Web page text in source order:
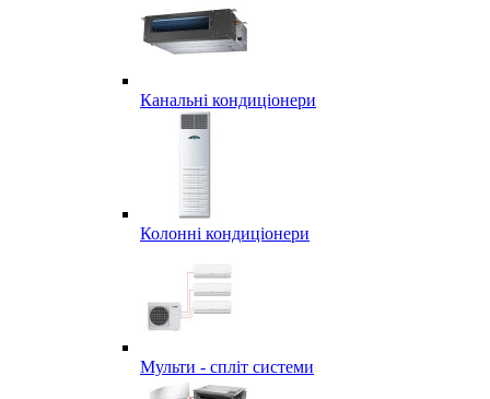
Канальні кондиціонери
Колонні кондиціонери
Мульти - спліт системи